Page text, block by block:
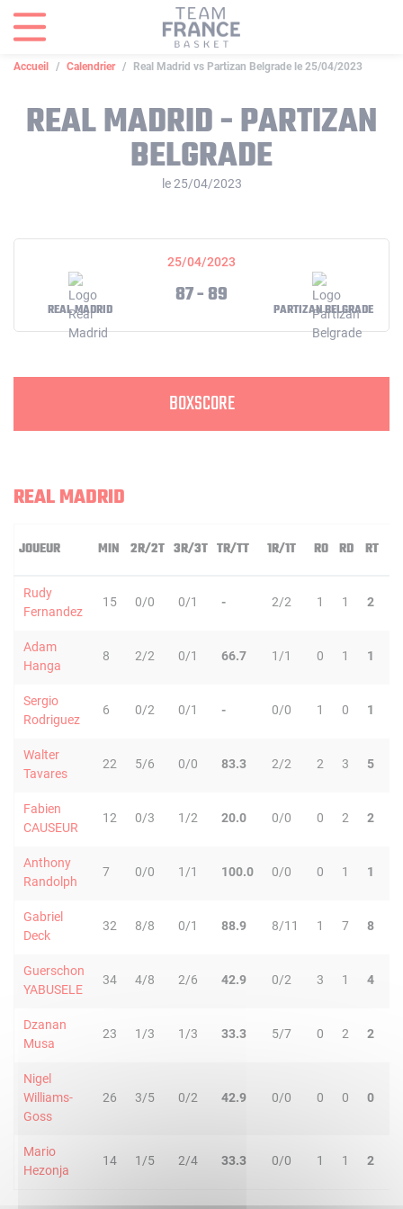
Accueil Calendrier Real Madrid vs Partizan Belgrade le 25/04/2023
REAL MADRID - PARTIZAN
BELGRADE
le 25/04/2023
25/04/2023
REAL MADRID
87 - 89
PARTIZAN BELGRADE
BOXSCORE
REAL MADRID
JOUEUR MIN 2R/2T 3R/3T TR/TT 1R/1T RO RD RT
Rudy
Fernandez
15 0/0 0/1 - 2/2 1 1 2
Adam
Hanga
8 2/2 0/1 66.7 1/1 0 1 1
Sergio
Rodriguez
6 0/2 0/1 - 0/0 1 0 1
Walter
Tavares
22 5/6 0/0 83.3 2/2 2 3 5
Fabien
CAUSEUR
12 0/3 1/2 20.0 0/0 0 2 2
Anthony
Randolph
7 0/0 1/1 100.0 0/0 0 1 1
Gabriel
Deck
32 8/8 0/1 88.9 8/11 1 7 8
Guerschon
YABUSELE
34 4/8 2/6 42.9 0/2 3 1 4
Dzanan
Musa
23 1/3 1/3 33.3 5/7 0 2 2
Nigel
Williams-
Goss
26 3/5 0/2 42.9 0/0 0 0 0
Mario
Hezonja
14 1/5 2/4 33.3 0/0 1 1 2
Panneau de gestion des cookies